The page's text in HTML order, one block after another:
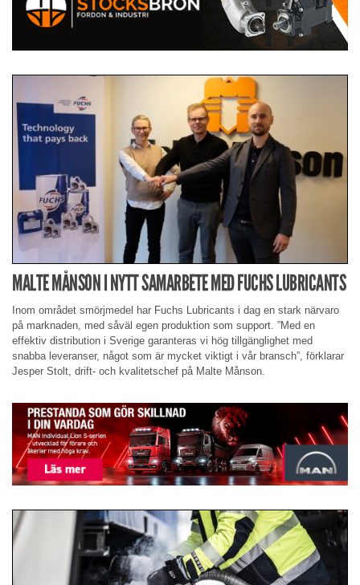
MALTE MÅNSON I NYTT SAMARBETE MED FUCHS LUBRICANTS
Inom området smörjmedel har Fuchs Lubricants i dag en stark närvaro
på marknaden, med såväl egen produktion som support. ”Med en
effektiv distribution i Sverige garanteras vi hög tillgänglighet med
snabba leveranser, något som är mycket viktigt i vår bransch”, förklarar
Jesper Stolt, drift- och kvalitetschef på Malte Månson.